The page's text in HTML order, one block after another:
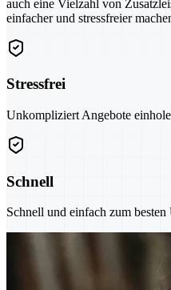
auch eine Vielzahl von
einfacher und stressfreier
Stressfrei
Unkompliziert Angebote
Schnell
Schnell und einfach zum besten